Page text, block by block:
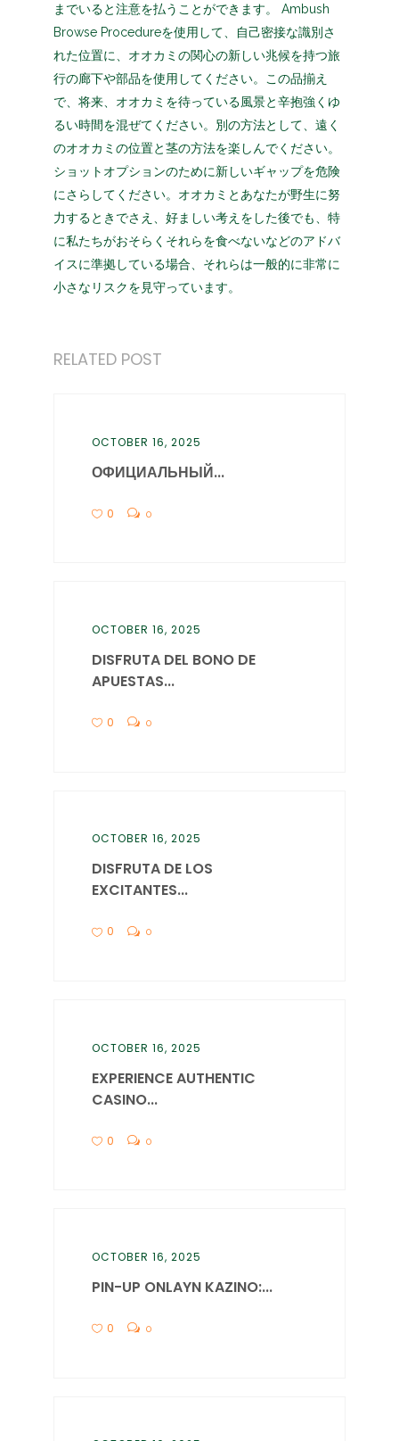
までいると注意を払うことができます。 Ambush
Browse Procedureを使用して、自己密接な識別さ
れた位置に、オオカミの関心の新しい兆候を持つ旅
行の廊下や部品を使用してください。この品揃え
で、将来、オオカミを待っている風景と辛抱強くゆ
るい時間を混ぜてください。別の方法として、遠く
のオオカミの位置と茎の方法を楽しんでください。
ショットオプションのために新しいギャップを危険
にさらしてください。オオカミとあなたが野生に努
力するときでさえ、好ましい考えをした後でも、特
に私たちがおそらくそれらを食べないなどのアドバ
イスに準拠している場合、それらは一般的に非常に
小さなリスクを見守っています。
RELATED POST
OCTOBER 16, 2025
ОФИЦИАЛЬНЫЙ...
0 0
OCTOBER 16, 2025
DISFRUTA DEL BONO DE
APUESTAS...
0 0
OCTOBER 16, 2025
DISFRUTA DE LOS
EXCITANTES...
0 0
OCTOBER 16, 2025
EXPERIENCE AUTHENTIC
CASINO...
0 0
OCTOBER 16, 2025
PIN-UP ONLAYN KAZINO:...
0 0